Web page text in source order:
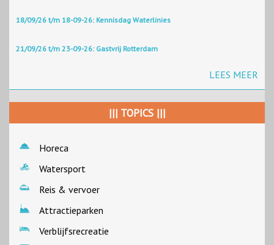
18/09/26 t/m 18-09-26: Kennisdag Waterlinies
21/09/26 t/m 23-09-26: Gastvrij Rotterdam
LEES MEER
||| TOPICS |||
Horeca
Watersport
Reis & vervoer
Attractieparken
Verblijfsrecreatie